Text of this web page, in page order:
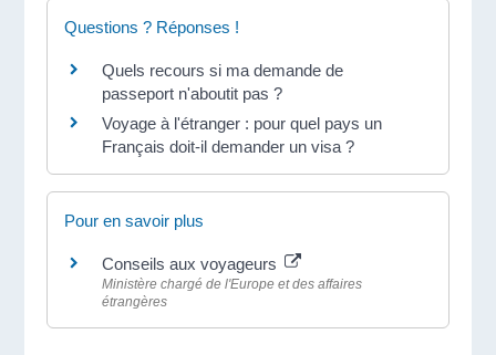
Questions ? Réponses !
Quels recours si ma demande de
passeport n'aboutit pas ?
Voyage à l'étranger : pour quel pays un
Français doit-il demander un visa ?
Pour en savoir plus
Conseils aux voyageurs
Ministère chargé de l'Europe et des affaires
étrangères